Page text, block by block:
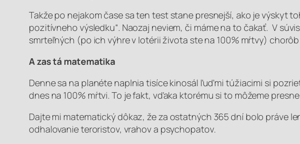
Takže po nejakom čase sa ten test stane presnejší, ako je výskyt
pozitívneho výsledku“. Naozaj neviem, či máme na to čakať. V
smrteľných (po ich výhre v lotérii života ste na 100% mŕtvy)
A zas tá matematika
Denne sa na planéte naplnia tisíce kinosál ľuďmi túžiacimi si
dnes na 100% mŕtvi. To je fakt, vďaka ktorému si to môžeme
Dajte mi matematický dôkaz, že za ostatných 365 dní bolo práve
odhalovanie teroristov, vrahov a psychopatov.